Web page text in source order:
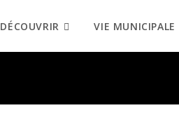
DÉCOUVRIR VIE MUNICIPALE